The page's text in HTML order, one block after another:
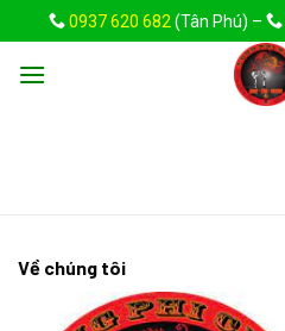
to
content
0937 620 682 (Tân Phú) –
Về chúng tôi